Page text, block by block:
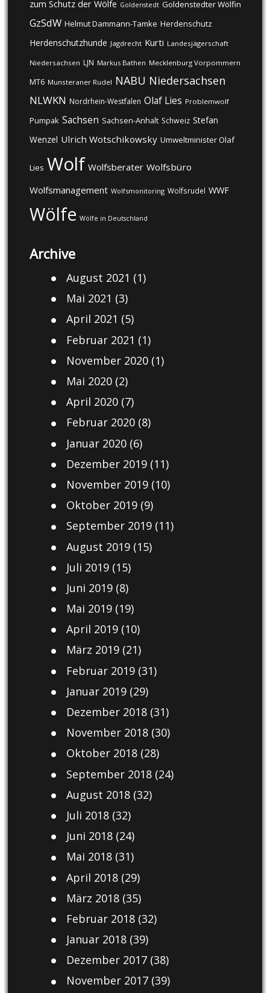
zum Schutz der Wölfe Goldenstedt Goldenstedter Wölfin
GzSdW Helmut Dammann-Tamke Herdenschutz
Herdenschutzhunde Jagdrecht Kurti Landesjägerschaft
Niedersachsen LJN Markus Bathen Mecklenburg Vorpommern
MT6 Munsteraner Rudel NABU Niedersachsen
NLWKN Nordrhein-Westfalen Olaf Lies Problemwolf
Pumpak Sachsen Sachsen-Anhalt Schweiz Stefan
Wenzel Ulrich Wotschikowsky Umweltminister Olaf
Lies Wolf Wolfsberater Wolfsbüro
Wolfsmanagement Wolfsmonitoring Wolfsrudel WWF
Wölfe Wölfe in Deutschland
Archive
August 2021 (1)
Mai 2021 (3)
April 2021 (5)
Februar 2021 (1)
November 2020(1)
Mai 2020(2)
April 2020(7)
Februar 2020(8)
Januar 2020(6)
Dezember 2019(11)
November 2019(10)
Oktober 2019(9)
September 2019(11)
August 2019(15)
Juli 2019(15)
Juni 2019(8)
Mai 2019(19)
April 2019(10)
März 2019(21)
Februar 2019(31)
Januar 2019(29)
Dezember 2018(31)
November 2018(30)
Oktober 2018(28)
September 2018(24)
August 2018(32)
Juli 2018(32)
Juni 2018(24)
Mai 2018(31)
April 2018(29)
März 2018(35)
Februar 2018(32)
Januar 2018(39)
Dezember 2017(38)
November 2017(39)